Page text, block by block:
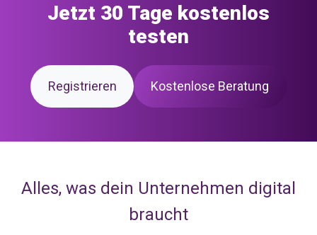
Jetzt 30 Tage kostenlos
testen
Registrieren Kostenlose Beratung
Alles, was dein Unternehmen digital
braucht